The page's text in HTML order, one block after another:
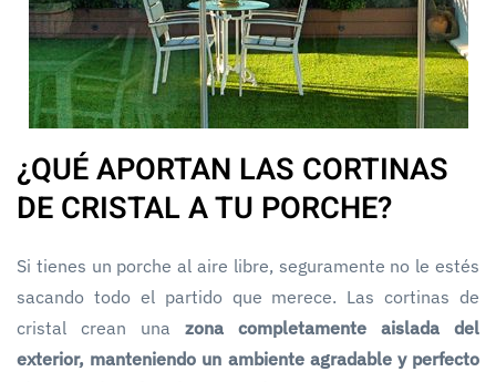
¿QUÉ APORTAN LAS CORTINAS
DE CRISTAL A TU PORCHE?
Si tienes un porche al aire libre, seguramente no le estés
sacando todo el partido que merece. Las cortinas de
cristal crean una zona completamente aislada del
exterior, manteniendo un ambiente agradable y perfecto